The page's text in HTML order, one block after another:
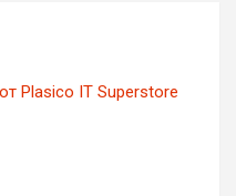
Plasico IT Superstore